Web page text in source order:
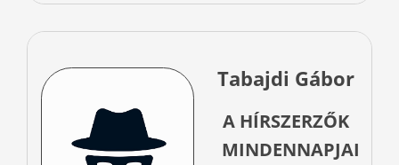
Tabajdi Gábor
A HÍRSZERZŐK
MINDENNAPJAI